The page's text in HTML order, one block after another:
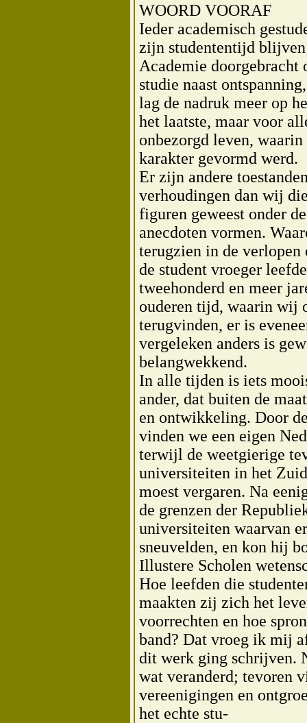
WOORD VOORAF
Ieder academisch
zijn studententijd blijven
Academie doorgebracht
studie naast
lag de nadruk meer op
het laatste, maar voor
onbezorgd leven,
karakter gevormd werd.
Er zijn andere
verhoudingen dan wij
figuren geweest onder
anecdoten vormen.
terugzien in de verlopen
de student vroeger
tweehonderd en meer
ouderen tijd, waarin wij
terugvinden, er is
vergeleken anders is
belangwekkend.
In alle tijden is iets
ander, dat buiten de
en ontwikkeling. Door
vinden we een eigen
terwijl de weetgierige
universiteiten in het
moest vergaren. Na
de grenzen der
universiteiten waarvan
sneuvelden, en kon hij
Illustere Scholen
Hoe leefden die
maakten zij zich het
voorrechten en hoe
band? Dat vroeg ik mij
dit werk ging schrijven.
wat veranderd; tevoren
vereenigingen en
het echte stu-